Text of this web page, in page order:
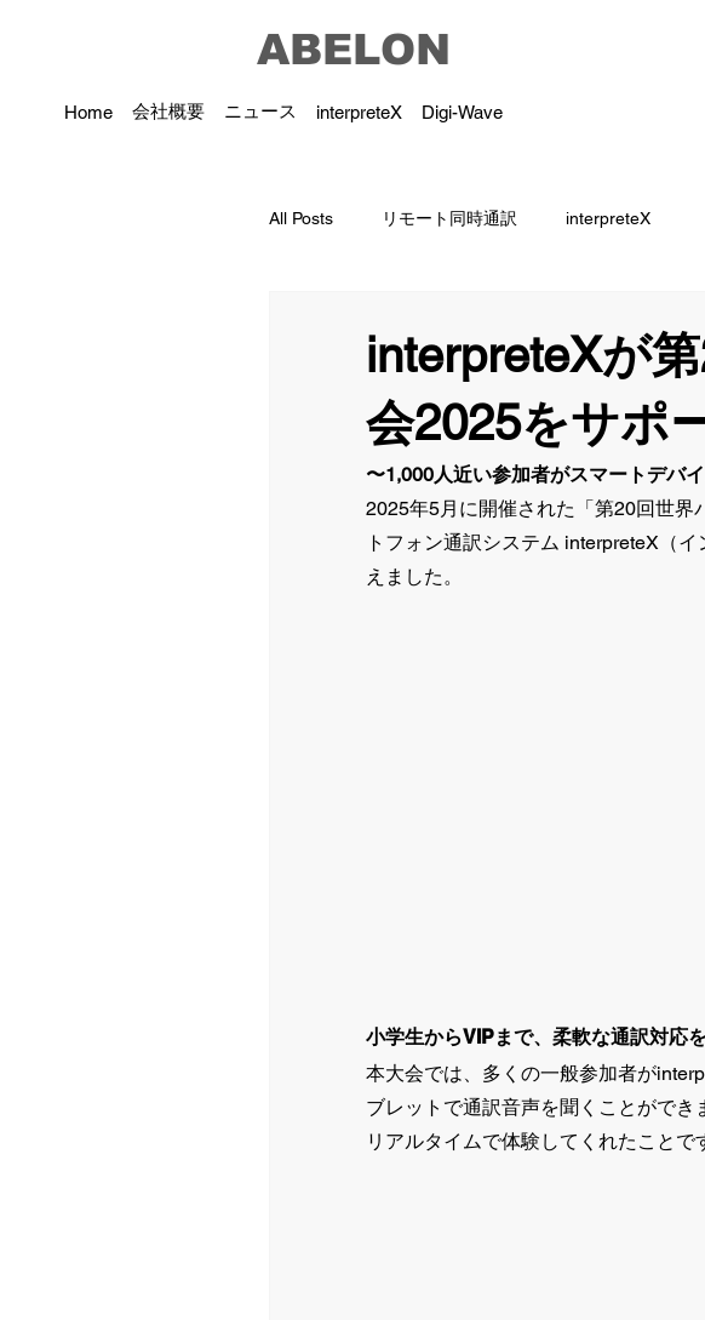
ABELON
Home 会社概要 ニュース interpreteX Digi-Wave
All Posts リモート同時通訳 interpreteX
interpreteXが
会2025をサポ
〜1,000人近い参加者がスマートデバ
2025年5月に開催された「第20回世
トフォン通訳システム interpreteX（
えました。
小学生からVIPまで、柔軟な通訳対応
本大会では、多くの一般参加者が
ブレットで通訳音声を聞くことがで
リアルタイムで体験してくれたことで